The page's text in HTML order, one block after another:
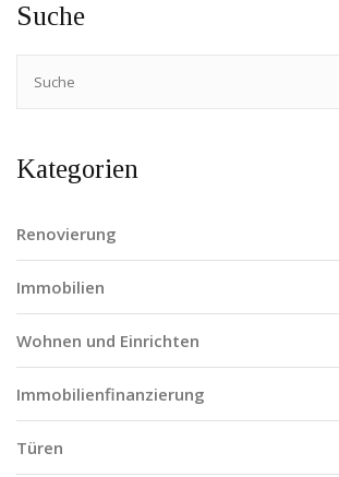
Suche
Kategorien
Renovierung
Immobilien
Wohnen und Einrichten
Immobilienfinanzierung
Türen